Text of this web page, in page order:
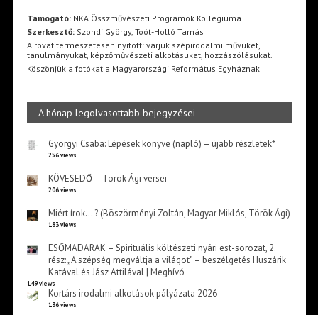
Támogató:NKA Összművészeti Programok Kollégiuma
Szerkesztő:Szondi György, Toót-Holló Tamás
A rovat természetesen nyitott: várjuk szépirodalmi művüket,
tanulmányukat, képzőművészeti alkotásukat, hozzászólásukat.
Köszönjük a fotókat a Magyarországi Református Egyháznak
A hónap legolvasottabb bejegyzései
Györgyi Csaba: Lépések könyve (napló) – újabb részletek*
256 views
KÖVESEDŐ – Török Ági versei
206 views
Miért írok… ? (Böszörményi Zoltán, Magyar Miklós, Török Ági)
183 views
ESŐMADARAK – Spirituális költészeti nyári est-sorozat, 2.
rész: „A szépség megváltja a világot” – beszélgetés Huszárik
Katával és Jász Attilával | Meghívó
149 views
Kortárs irodalmi alkotások pályázata 2026
136 views